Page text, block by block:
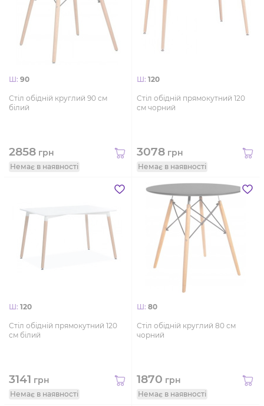
Ш: 90
Стіл обідній круглий 90 см
білий
2858 грн
Немає в наявності
Ш: 120
Стіл обідній прямокутний 120
см чорний
3078 грн
Немає в наявності
Ш: 120
Стіл обідній прямокутний 120
см білий
3141 грн
Немає в наявності
Ш: 80
Стіл обідній круглий 80 см
чорний
1870 грн
Немає в наявності